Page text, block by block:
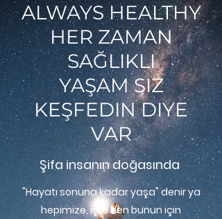
ALWAYS HEALTHY
HER ZAMAN
SAĞLIKLI
YAŞAM SIZ
KEŞFEDIN DIYE
VAR
Şifa insanın doğasında
"Hayatı sonuna kadar yaşa" denir ya
hepimize, işte ben bunun için